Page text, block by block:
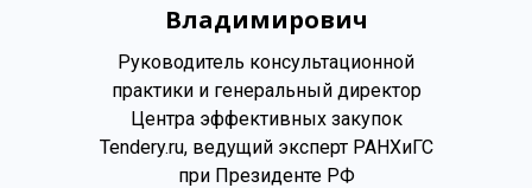
Владимирович
Руководитель консультационной
практики и генеральный директор
Центра эффективных закупок
Tendery.ru, ведущий эксперт РАНХиГС
при Президенте РФ